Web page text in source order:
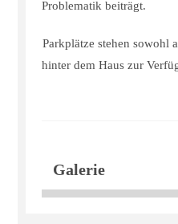
Problematik beiträgt.
Parkplätze stehen sowohl
hinter dem Haus zur
Galerie